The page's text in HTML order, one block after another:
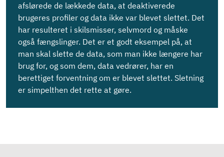
afslørede de lækkede data, at deaktiverede
brugeres profiler og data ikke var blevet slettet. Det
har resulteret i skilsmisser, selvmord og måske
også fængslinger. Det er et godt eksempel på, at
man skal slette de data, som man ikke længere har
brug for, og som dem, data vedrører, har en
berettiget forventning om er blevet slettet. Sletning
er simpelthen det rette at gøre.